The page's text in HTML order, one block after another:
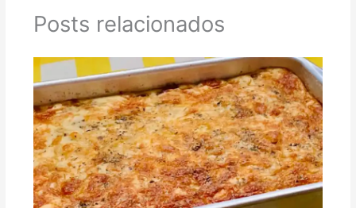
Posts relacionados